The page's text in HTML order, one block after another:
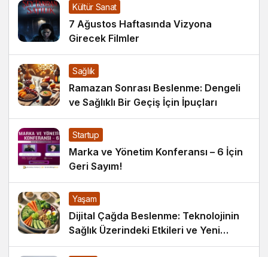
Kültür Sanat
7 Ağustos Haftasında Vizyona
Girecek Filmler
Sağlık
Ramazan Sonrası Beslenme: Dengeli
ve Sağlıklı Bir Geçiş İçin İpuçları
Startup
Marka ve Yönetim Konferansı – 6 İçin
Geri Sayım!
Yaşam
Dijital Çağda Beslenme: Teknolojinin
Sağlık Üzerindeki Etkileri ve Yeni
Alışkanlıklar